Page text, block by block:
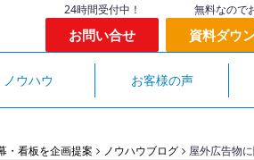
24時間受付中！
お問い合せ
無料なので
資料ダウ
ノウハウ お客様の声
・看板を企画提案 ノウハウブログ 屋外広告物